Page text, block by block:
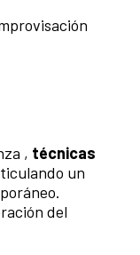
, técnicas
un
del